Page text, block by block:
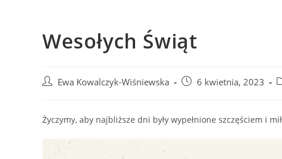
Wesołych Świąt
Post Ewa Kowalczyk-Wiśniewska
Post 6 kwietnia, 2023
Życzymy, aby najbliższe dni były wypełnione szczęściem i